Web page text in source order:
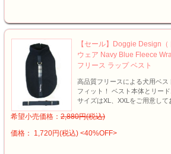
【セール】Doggie Design
ウェア Navy Blue Fleece
フリース ラップ ベスト
高品質フリースによる犬用ベス
フィット！ ベスト本体とリー
サイズはXL、XXLをご用意して
希望小売価格： 2,880円(税込)
価格： 1,720円(税込) <40%OFF>